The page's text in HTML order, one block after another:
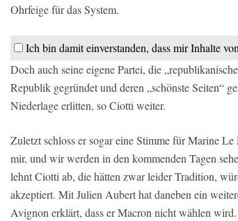
Ohrfeige für das System.
Ich bin damit einverstanden, dass mir Inhalte
Doch auch seine eigene Partei, die
Republik gegründet und deren „schönste Seiten“
Niederlage erlitten, so Ciotti weiter.
Zuletzt schloss er sogar eine Stimme für Marine
mir, und wir werden in den kommenden Tagen
lehnt Ciotti ab, die hätten zwar leider Tradition,
akzeptiert. Mit Julien Aubert hat daneben ein
Avignon erklärt, dass er Macron nicht wählen